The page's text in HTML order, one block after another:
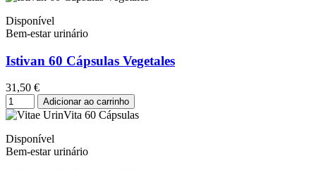
Disponível
Bem-estar urinário
Istivan 60 Cápsulas Vegetales
31,50 €
Adicionar ao carrinho
Disponível
Bem-estar urinário